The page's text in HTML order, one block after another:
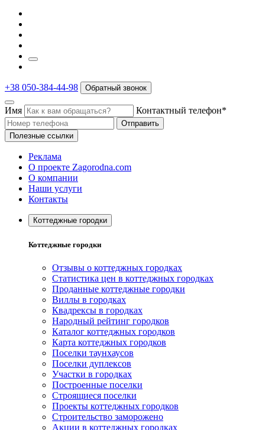
+38 050-384-44-98 Обратный звонок
Имя Контактный телефон*
Отправить
Полезные ссылки
Реклама
О проекте Zagorodna.com
О компании
Наши услуги
Контакты
Коттеджные городки
Коттеджные городки
Отзывы о коттеджных городках
Статистика цен в коттеджных городках
Проданные коттеджные городки
Виллы в городках
Квадрексы в городках
Народный рейтинг городков
Каталог коттеджных городков
Карта коттеджных городков
Поселки таунхаусов
Поселки дуплексов
Участки в городках
Построенные поселки
Строящиеся поселки
Проекты коттеджных городков
Строительство заморожено
Акции в коттеджных городках